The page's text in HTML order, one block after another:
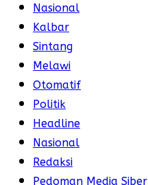
Nasional
Kalbar
Sintang
Melawi
Otomatif
Politik
Headline
Nasional
Redaksi
Pedoman Media Siber